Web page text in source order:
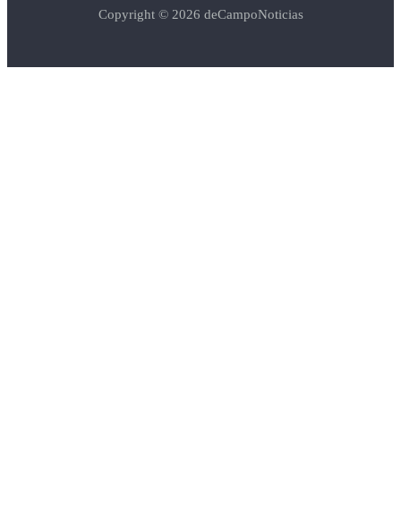
Copyright © 2026 deCampoNoticias